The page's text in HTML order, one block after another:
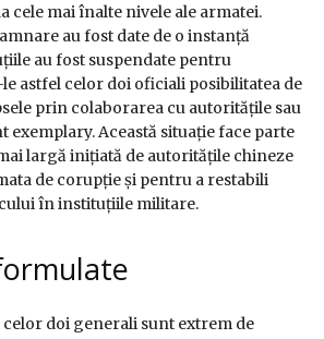
cele mai înalte nivele ale armatei.
au fost date de o instanță
au fost suspendate pentru
astfel celor doi oficiali posibilitatea de
prin colaborarea cu autoritățile sau
Această situație face parte
largă inițiată de autoritățile chineze
de corupție și pentru a restabili
în instituțiile militare.
doi generali sunt extrem de